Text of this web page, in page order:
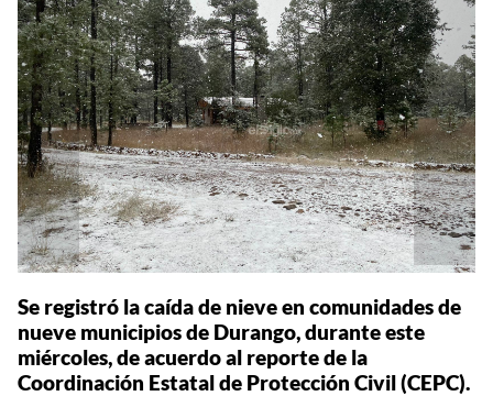
Se registró la caída de nieve en comunidades de
nueve municipios de Durango, durante este
miércoles, de acuerdo al reporte de la
Coordinación Estatal de Protección Civil (CEPC).